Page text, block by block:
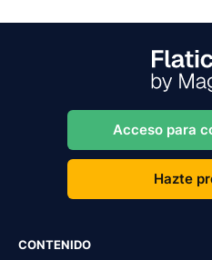
Acceso para
Hazte
CONTENIDO